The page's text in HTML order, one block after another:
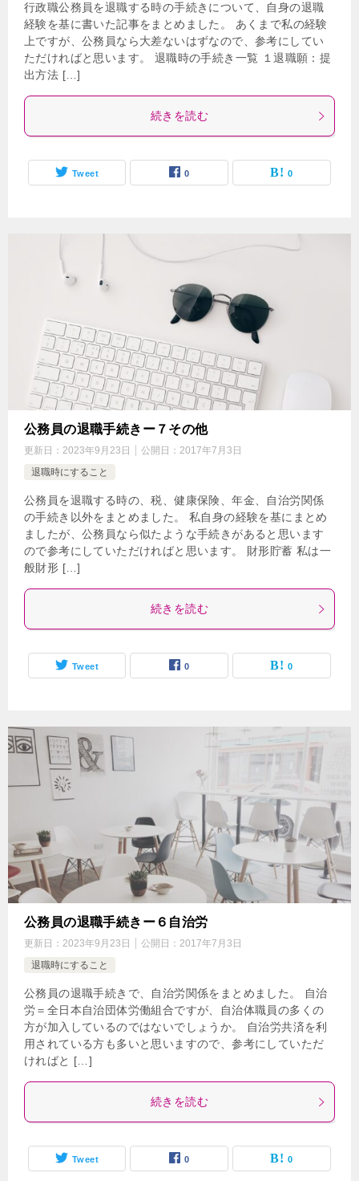
行政職公務員を退職する時の手続きについて、自身の退職
経験を基に書いた記事をまとめました。 あくまで私の経験
上ですが、公務員なら大差ないはずなので、参考にしてい
ただければと思います。 退職時の手続き一覧 １退職願：提
出方法 […]
続きを読む
Tweet 0 0
公務員の退職手続きー７その他
更新日： 2023年9月23日 公開日： 2017年7月3日
退職時にすること
公務員を退職する時の、税、健康保険、年金、自治労関係
の手続き以外をまとめました。 私自身の経験を基にまとめ
ましたが、公務員なら似たような手続きがあると思います
ので参考にしていただければと思います。 財形貯蓄 私は一
般財形 […]
続きを読む
Tweet 0 0
公務員の退職手続きー６自治労
更新日： 2023年9月23日 公開日： 2017年7月3日
退職時にすること
公務員の退職手続きで、自治労関係をまとめました。 自治
労＝全日本自治団体労働組合ですが、自治体職員の多くの
方が加入しているのではないでしょうか。 自治労共済を利
用されている方も多いと思いますので、参考にしていただ
ければと […]
続きを読む
Tweet 0 0